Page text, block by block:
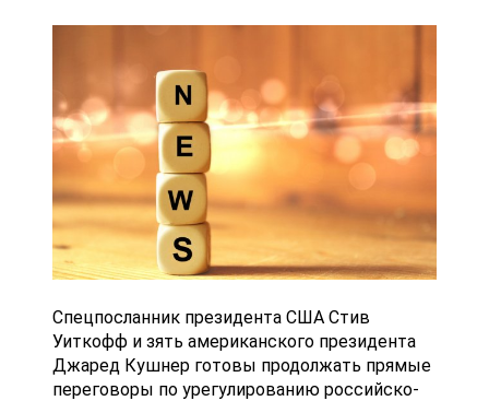
Спецпосланник президента США Стив
Уиткофф и зять американского президента
Джаред Кушнер готовы продолжать прямые
переговоры по урегулированию российско-